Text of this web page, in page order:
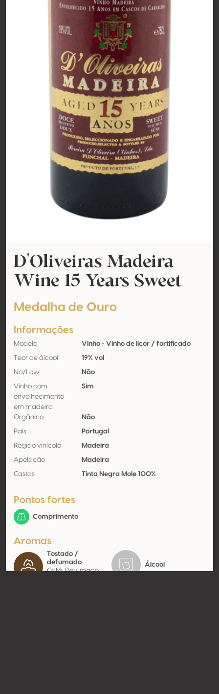
D'Oliveiras Madeira
Wine 15 Years Sweet
Medalha de Ouro
Informações
Modelo Vinho - Vinho de licor / fortificado
Teor de álcool 19% vol
No/Low Não
Vinho com
envelhecimento
em madeira
Sim
Orgânico Não
País Portugal
Região vinícola Madeira
Apelação Madeira
Castas Tinta Negra Mole 100%
Pontos fortes
Comprimento
Aromas
Tostado /
defumado
Café, Defumado,
Álcool